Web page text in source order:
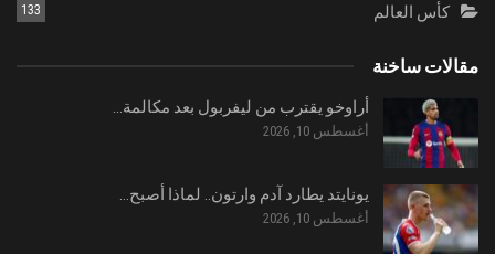
كأس العالم 133
مقالات ساخنة
أراوخو يقترب من ليفربول بعد مكالمة…
أغسطس 10, 2026
يونايتد يطارد آدم وارتون.. لماذا أصبح…
أغسطس 10, 2026